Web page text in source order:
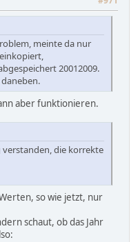
meinte da nur
20012009.
aber funktionieren.
die korrekte
so wie jetzt, nur
schaut, ob das Jahr